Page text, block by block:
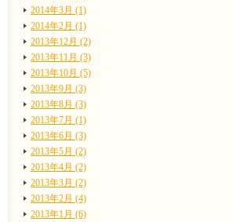
2014年3月 (1)
2014年2月 (1)
2013年12月 (2)
2013年11月 (3)
2013年10月 (5)
2013年9月 (3)
2013年8月 (3)
2013年7月 (1)
2013年6月 (3)
2013年5月 (2)
2013年4月 (2)
2013年3月 (2)
2013年2月 (4)
2013年1月 (6)